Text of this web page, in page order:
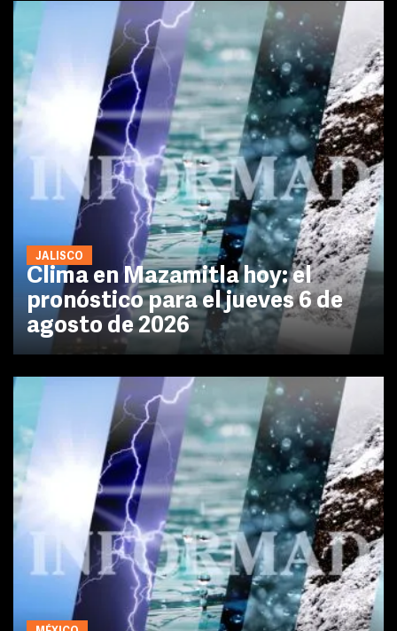
JALISCO
Clima en Mazamitla hoy: el
pronóstico para el jueves 6 de
agosto de 2026